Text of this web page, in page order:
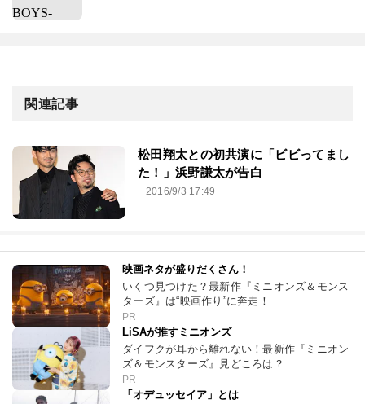
関連記事
松田翔太との初共演に「ビビってまし
た！」浜野謙太が告白
2016/9/3 17:49
映画ネタが盛りだくさん！
いくつ見つけた？最新作『ミニオンズ＆モンス
ターズ』は“映画作り”に奔走！
PR
LiSAが推すミニオンズ
ダイフクが耳から離れない！最新作『ミニオン
ズ＆モンスターズ』見どころは？
PR
「オデュッセイア」とは